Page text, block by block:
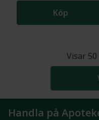
Köp
Visar 50
Handla på